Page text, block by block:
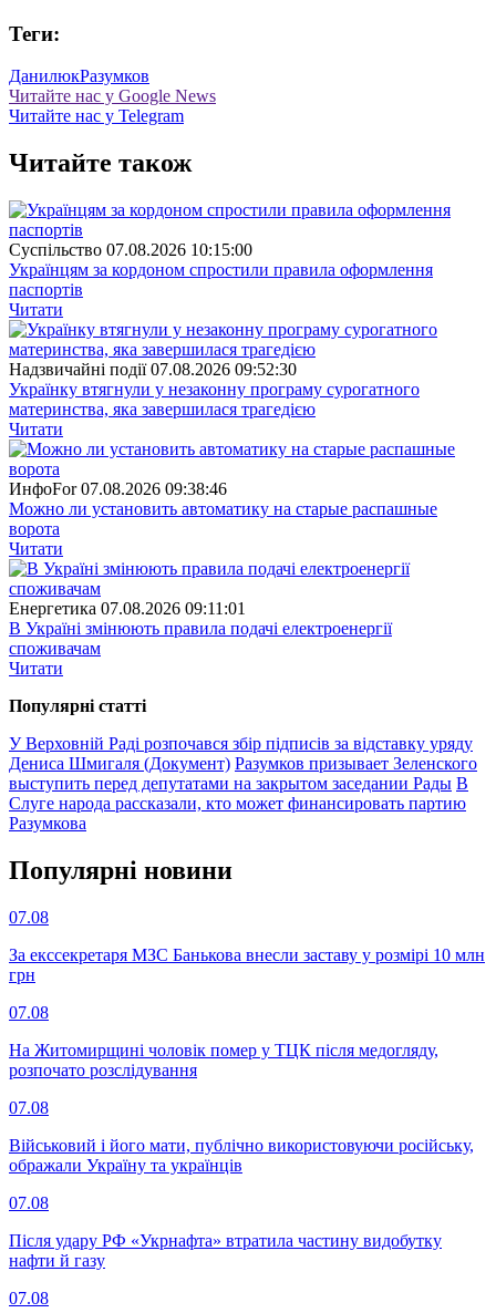
Теги:
ДанилюкРазумков
Читайте нас у Google News
Читайте нас у Telegram
Читайте також
Суспiльство 07.08.2026 10:15:00
Українцям за кордоном спростили правила оформлення
паспортів
Читати
Надзвичайні події 07.08.2026 09:52:30
Українку втягнули у незаконну програму сурогатного
материнства, яка завершилася трагедією
Читати
ИнфоFor 07.08.2026 09:38:46
Можно ли установить автоматику на старые распашные
ворота
Читати
Енергетика 07.08.2026 09:11:01
В Україні змінюють правила подачі електроенергії
споживачам
Читати
Популярнi статтi
У Верховній Раді розпочався збір підписів за відставку уряду
Дениса Шмигаля (Документ) Разумков призывает Зеленского
выступить перед депутатами на закрытом заседании Рады В
Слуге народа рассказали, кто может финансировать партию
Разумкова
Популярнi новини
07.08
За екссекретаря МЗС Банькова внесли заставу у розмірі 10 млн
грн
07.08
На Житомирщині чоловік помер у ТЦК після медогляду,
розпочато розслідування
07.08
Військовий і його мати, публічно використовуючи російську,
ображали Україну та українців
07.08
Після удару РФ «Укрнафта» втратила частину видобутку
нафти й газу
07.08